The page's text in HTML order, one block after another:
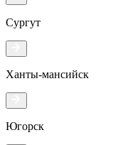
Сургут
Ханты-мансийск
Югорск